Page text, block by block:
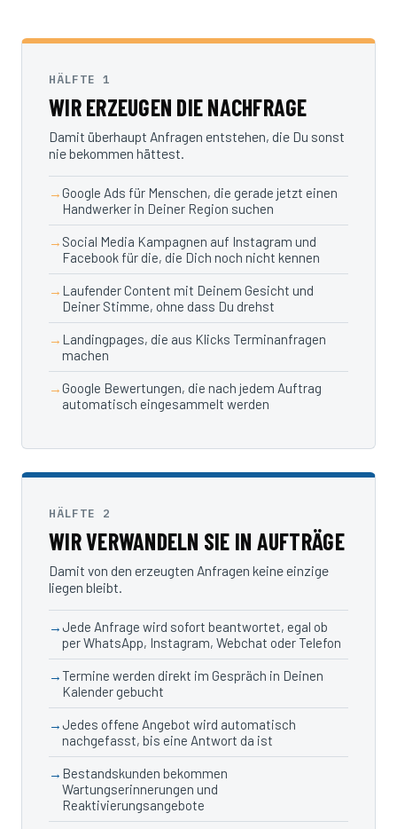
HÄLFTE 1
WIR ERZEUGEN DIE NACHFRAGE
Damit überhaupt Anfragen entstehen, die Du sonst
nie bekommen hättest.
Google Ads für Menschen, die gerade jetzt einen
Handwerker in Deiner Region suchen
Social Media Kampagnen auf Instagram und
Facebook für die, die Dich noch nicht kennen
Laufender Content mit Deinem Gesicht und
Deiner Stimme, ohne dass Du drehst
Landingpages, die aus Klicks Terminanfragen
machen
Google Bewertungen, die nach jedem Auftrag
automatisch eingesammelt werden
HÄLFTE 2
WIR VERWANDELN SIE IN AUFTRÄGE
Damit von den erzeugten Anfragen keine einzige
liegen bleibt.
Jede Anfrage wird sofort beantwortet, egal ob
per WhatsApp, Instagram, Webchat oder Telefon
Termine werden direkt im Gespräch in Deinen
Kalender gebucht
Jedes offene Angebot wird automatisch
nachgefasst, bis eine Antwort da ist
Bestandskunden bekommen
Wartungserinnerungen und
Reaktivierungsangebote